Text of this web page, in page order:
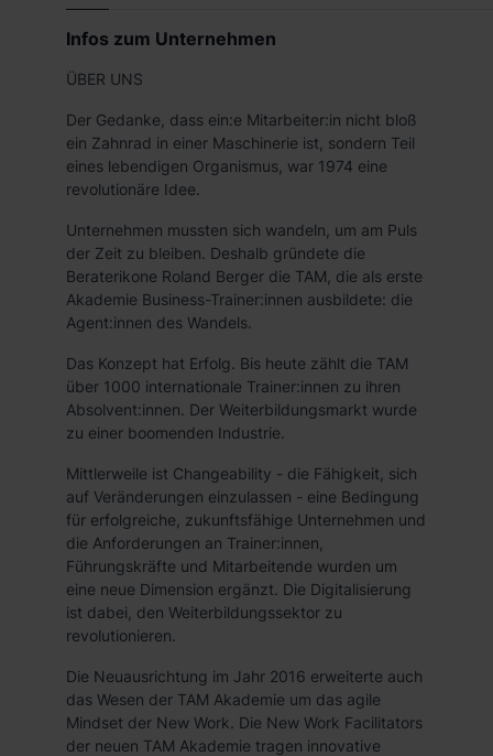
Infos zum Unternehmen
ÜBER UNS
Der Gedanke, dass ein:e Mitarbeiter:in nicht bloß
ein Zahnrad in einer Maschinerie ist, sondern Teil
eines lebendigen Organismus, war 1974 eine
revolutionäre Idee.
Unternehmen mussten sich wandeln, um am Puls
der Zeit zu bleiben. Deshalb gründete die
Beraterikone Roland Berger die TAM, die als erste
Akademie Business-Trainer:innen ausbildete: die
Agent:innen des Wandels.
Das Konzept hat Erfolg. Bis heute zählt die TAM
über 1000 internationale Trainer:innen zu ihren
Absolvent:innen. Der Weiterbildungsmarkt wurde
zu einer boomenden Industrie.
Mittlerweile ist Changeability - die Fähigkeit, sich
auf Veränderungen einzulassen - eine Bedingung
für erfolgreiche, zukunftsfähige Unternehmen und
die Anforderungen an Trainer:innen,
Führungskräfte und Mitarbeitende wurden um
eine neue Dimension ergänzt. Die Digitalisierung
ist dabei, den Weiterbildungssektor zu
revolutionieren.
Die Neuausrichtung im Jahr 2016 erweiterte auch
das Wesen der TAM Akademie um das agile
Mindset der New Work. Die New Work Facilitators
der neuen TAM Akademie tragen innovative